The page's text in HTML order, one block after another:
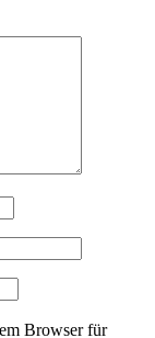
Browser für